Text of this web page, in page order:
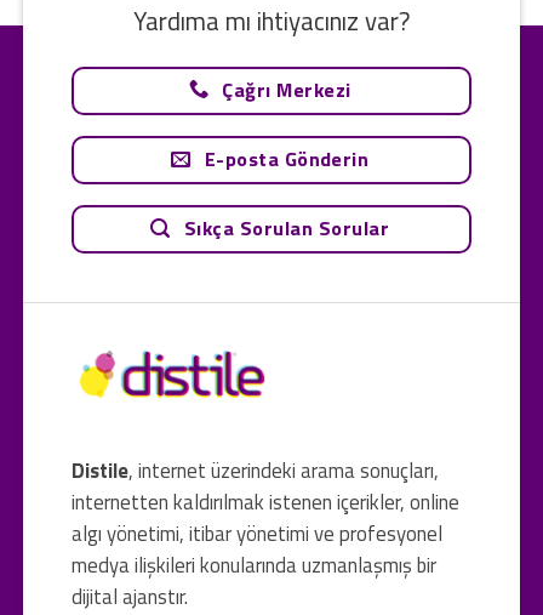
Distile, internet üzerindeki arama sonuçları,
internetten kaldırılmak istenen içerikler, online
algı yönetimi, itibar yönetimi ve profesyonel
medya ilişkileri konularında uzmanlaşmış bir
dijital ajanstır.
Yardıma mı ihtiyacınız var?
Çağrı Merkezi
E-posta Gönderin
Sıkça Sorulan Sorular